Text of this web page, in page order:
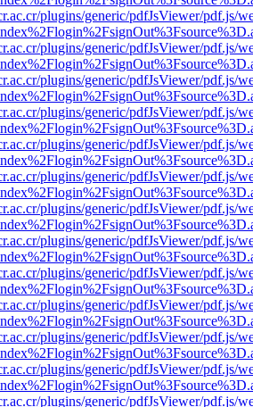
plugins/generic/pdfJsViewer/pdf.js/
plugins/generic/pdfJsViewer/pdf.js/
plugins/generic/pdfJsViewer/pdf.js/
plugins/generic/pdfJsViewer/pdf.js/
plugins/generic/pdfJsViewer/pdf.js/
plugins/generic/pdfJsViewer/pdf.js/
plugins/generic/pdfJsViewer/pdf.js/
plugins/generic/pdfJsViewer/pdf.js/
plugins/generic/pdfJsViewer/pdf.js/
plugins/generic/pdfJsViewer/pdf.js/
plugins/generic/pdfJsViewer/pdf.js/
plugins/generic/pdfJsViewer/pdf.js/
plugins/generic/pdfJsViewer/pdf.js/